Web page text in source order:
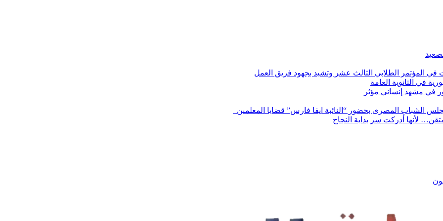
في المؤتمر الطلابي الثالث عشر وتشيد بجهود فريق العمل
في الثانوية العامة
في مشهد إنساني مؤثر
الشباب المصرى بحضور “النائبة ايفا فارس” قضايا المعلمين
لأنها أدركت سر بداية النجاح